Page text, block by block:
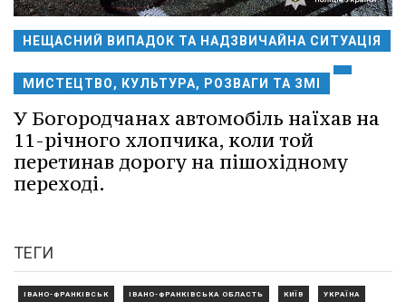
НЕЩАСНИЙ ВИПАДОК ТА НАДЗВИЧАЙНА СИТУАЦІЯ
МИСТЕЦТВО, КУЛЬТУРА, РОЗВАГИ ТА ЗМІ
У Богородчанах автомобіль наїхав на
11-річного хлопчика, коли той
перетинав дорогу на пішохідному
переході.
ТЕГИ
ІВАНО-ФРАНКІВСЬК ІВАНО-ФРАНКІВСЬКА ОБЛАСТЬ КИЇВ УКРАЇНА